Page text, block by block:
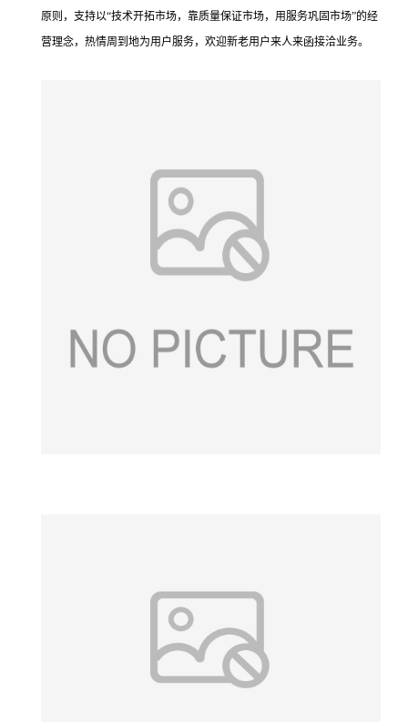
原则，支持以“技术开拓市场，靠质量保证市场，用服务巩固市场”的经
营理念，热情周到地为用户服务，欢迎新老用户来人来函接洽业务。